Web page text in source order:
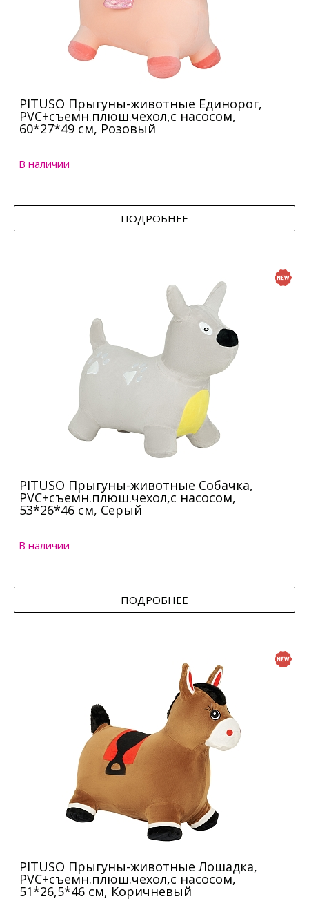
PITUSO Прыгуны-животные Единорог,
PVC+съемн.плюш.чехол,с насосом,
60*27*49 см, Розовый
В наличии
ПОДРОБНЕЕ
PITUSO Прыгуны-животные Собачка,
PVC+съемн.плюш.чехол,с насосом,
53*26*46 см, Серый
В наличии
ПОДРОБНЕЕ
PITUSO Прыгуны-животные Лошадка,
PVC+съемн.плюш.чехол,с насосом,
51*26,5*46 см, Коричневый